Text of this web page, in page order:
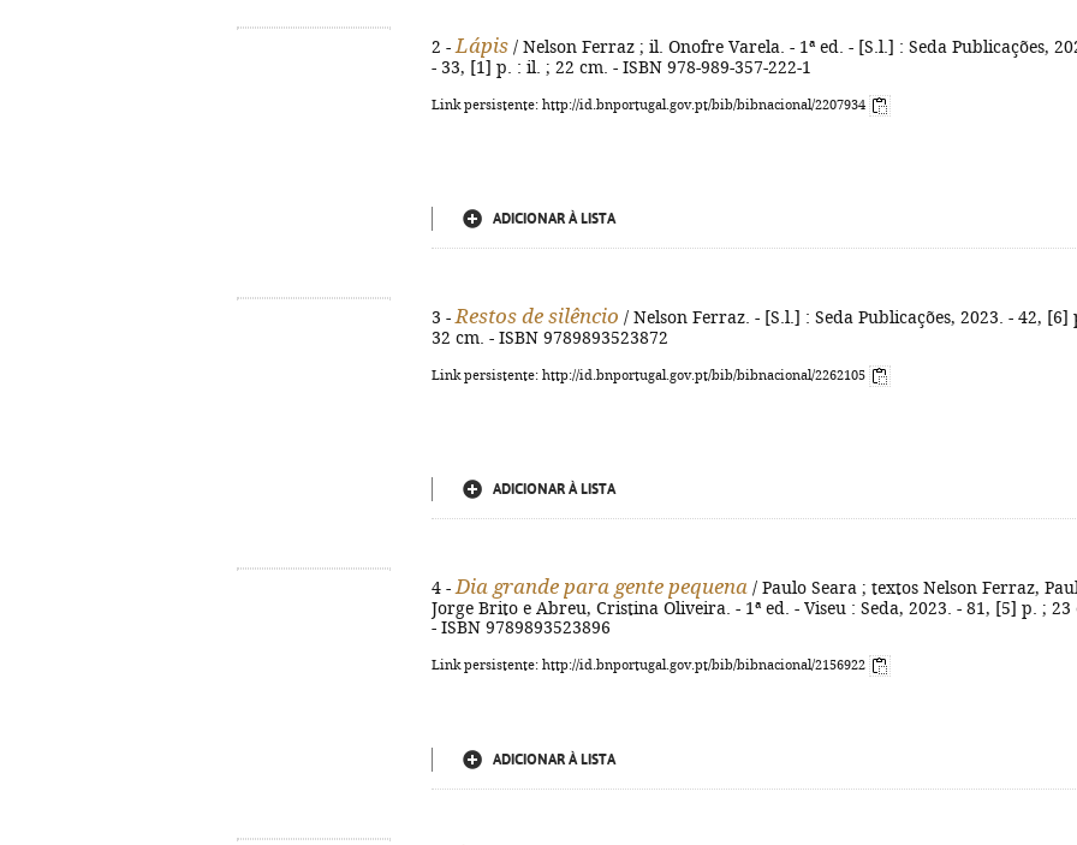
2 - Lápis / Nelson Ferraz ; il. Onofre Varela. - 1ª ed. - [S.l.] : Seda Publicações,
- 33, [1] p. : il. ; 22 cm. - ISBN 978-989-357-222-1
Link persistente: http://id.bnportugal.gov.pt/bib/bibnacional/2207934
ADICIONAR À LISTA
3 - Restos de silêncio / Nelson Ferraz. - [S.l.] : Seda Publicações, 2023. - 42, [6]
32 cm. - ISBN 9789893523872
Link persistente: http://id.bnportugal.gov.pt/bib/bibnacional/2262105
ADICIONAR À LISTA
4 - Dia grande para gente pequena / Paulo Seara ; textos Nelson Ferraz,
Jorge Brito e Abreu, Cristina Oliveira. - 1ª ed. - Viseu : Seda, 2023. - 81, [5] p. ; 23
- ISBN 9789893523896
Link persistente: http://id.bnportugal.gov.pt/bib/bibnacional/2156922
ADICIONAR À LISTA